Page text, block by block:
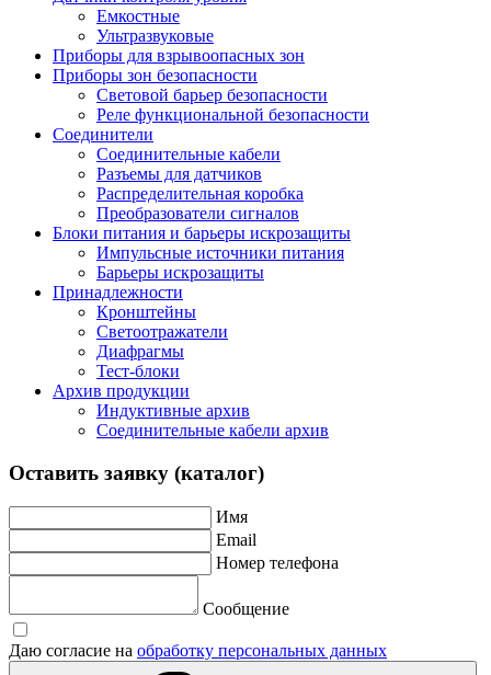
Емкостные
Ультразвуковые
Приборы для взрывоопасных зон
Приборы зон безопасности
Световой барьер безопасности
Реле функциональной безопасности
Соединители
Соединительные кабели
Разъемы для датчиков
Распределительная коробка
Преобразователи сигналов
Блоки питания и барьеры искрозащиты
Импульсные источники питания
Барьеры искрозащиты
Принадлежности
Кронштейны
Светоотражатели
Диафрагмы
Тест-блоки
Архив продукции
Индуктивные архив
Соединительные кабели архив
Оставить заявку (каталог)
Имя
Email
Номер телефона
Сообщение
Даю согласие на обработку персональных данных